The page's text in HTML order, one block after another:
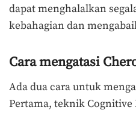
dapat menghalalkan
kebahagian dan
Cara mengatasi
Ada dua cara untuk
Pertama, teknik